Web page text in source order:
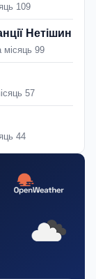
109
Нетішин
місяць 99
57
44